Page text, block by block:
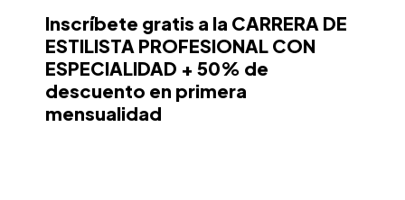
Inscríbete gratis a la CARRERA DE
ESTILISTA PROFESIONAL CON
ESPECIALIDAD + 50% de
descuento en primera
mensualidad